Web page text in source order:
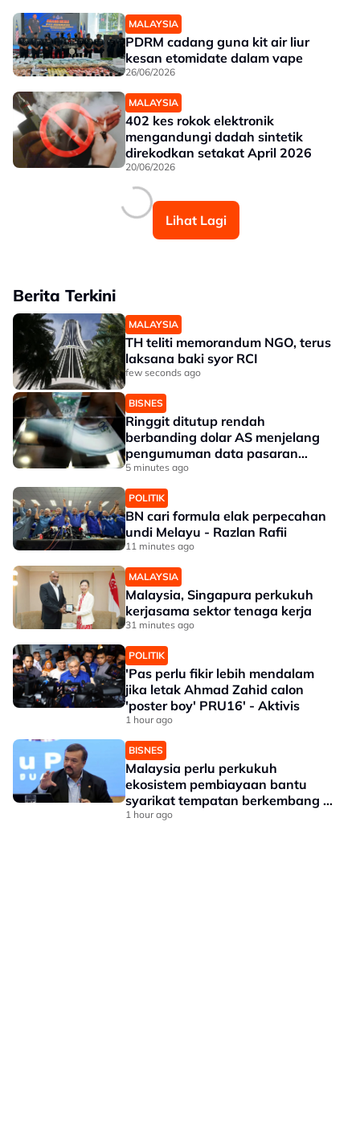
MALAYSIA
PDRM cadang guna kit air liur
kesan etomidate dalam vape
26/06/2026
MALAYSIA
402 kes rokok elektronik
mengandungi dadah sintetik
direkodkan setakat April 2026
20/06/2026
Lihat Lagi
Berita Terkini
MALAYSIA
TH teliti memorandum NGO, terus
laksana baki syor RCI
few seconds ago
BISNES
Ringgit ditutup rendah
berbanding dolar AS menjelang
pengumuman data pasaran
buruh AS
5 minutes ago
POLITIK
BN cari formula elak perpecahan
undi Melayu - Razlan Rafii
11 minutes ago
MALAYSIA
Malaysia, Singapura perkukuh
kerjasama sektor tenaga kerja
31 minutes ago
POLITIK
'Pas perlu fikir lebih mendalam
jika letak Ahmad Zahid calon
'poster boy' PRU16' - Aktivis
1 hour ago
BISNES
Malaysia perlu perkukuh
ekosistem pembiayaan bantu
syarikat tempatan berkembang --
Amir Hamzah
1 hour ago